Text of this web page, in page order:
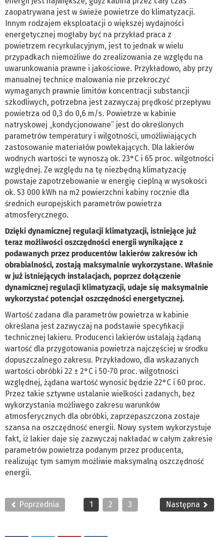
zaopatrywana jest w świeże powietrze do klimatyzacji.
Innym rodzajem eksploatacji o większej wydajności
energetycznej mogłaby być na przykład praca z
powietrzem recyrkulacyjnym, jest to jednak w wielu
przypadkach niemożliwe do zrealizowania ze względu na
uwarunkowania prawne i jakościowe. Przykładowo, aby przy
manualnej technice malowania nie przekroczyć
wymaganych prawnie limitów koncentracji substancji
szkodliwych, potrzebna jest zazwyczaj prędkość przepływu
powietrza od 0,3 do 0,6 m/s. Powietrze w kabinie
natryskowej „kondycjonowane” jest do określonych
parametrów temperatury i wilgotności, umożliwiających
zastosowanie materiałów powlekających. Dla lakierów
wodnych wartości te wynoszą ok. 23°C i 65 proc. wilgotności
względnej. Ze względu na tę niezbędną klimatyzację
powstaje zapotrzebowanie w energię cieplną w wysokości
ok. 53 000 kWh na m2 powierzchni kabiny rocznie dla
średnich europejskich parametrów powietrza
atmosferycznego.
Dzięki dynamicznej regulacji klimatyzacji, istniejące już
teraz możliwości oszczędności energii wynikające z
podawanych przez producentów lakierów zakresów ich
obrabialności, zostają maksymalnie wykorzystane. Właśnie
w już istniejących instalacjach, poprzez dołączenie
dynamicznej regulacji klimatyzacji, udaje się maksymalnie
wykorzystać potencjał oszczędności energetycznej.
Wartość zadana dla parametrów powietrza w kabinie
określana jest zazwyczaj na podstawie specyfikacji
technicznej lakieru. Producenci lakierów ustalają żądaną
wartość dla przygotowania powietrza najczęściej w środku
dopuszczalnego zakresu. Przykładowo, dla wskazanych
wartości obróbki 22 ± 2°C i 50-70 proc. wilgotności
względnej, żądana wartość wynosić będzie 22°C i 60 proc.
Przez takie sztywne ustalanie wielkości zadanych, bez
wykorzystania możliwego zakresu warunków
atmosferycznych dla obróbki, zaprzepaszczona zostaje
szansa na oszczędność energii. Nowy system wykorzystuje
fakt, iż lakier daje się zazwyczaj nakładać w całym zakresie
parametrów powietrza podanym przez producenta,
realizując tym samym możliwie maksymalną oszczędność
energii.
Poprzednia 1 2 3 Następna